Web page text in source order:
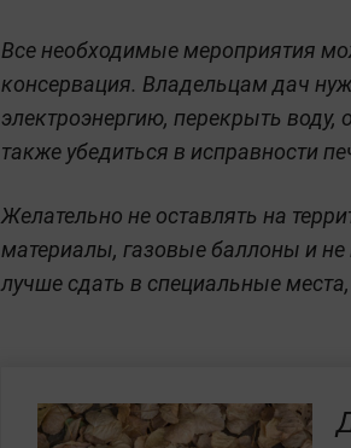
Все необходимые мероприятия
консервация. Владельцам дач
электроэнергию, перекрыть
также убедиться в исправности
Желательно не оставлять на
материалы, газовые баллоны и не
лучше сдать в специальные